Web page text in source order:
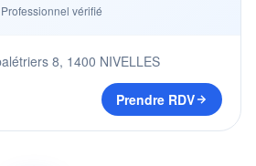
Professionnel vérifié
8, 1400 NIVELLES
Prendre RDV